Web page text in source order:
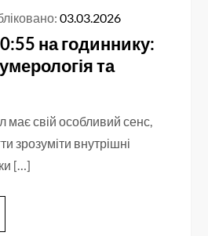
03.03.2026
на годиннику:
та
має свій особливий сенс,
зрозуміти внутрішні
[…]